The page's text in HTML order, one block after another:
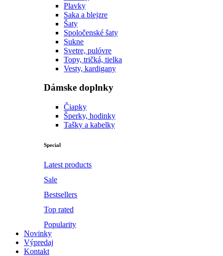
Plavky
Saka a blejzre
Šaty
Spoločenské šaty
Sukne
Svetre, pulóvre
Topy, tričká, tielka
Vesty, kardigany
Dámske doplnky
Čiapky
Šperky, hodinky
Tašky a kabelky
Special
Latest products
Sale
Bestsellers
Top rated
Popularity
Novinky
Výpredaj
Kontakt